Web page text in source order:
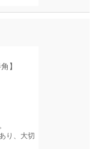
】
り、大切